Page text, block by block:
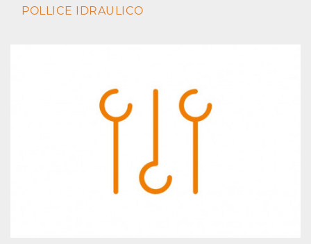
POLLICE IDRAULICO